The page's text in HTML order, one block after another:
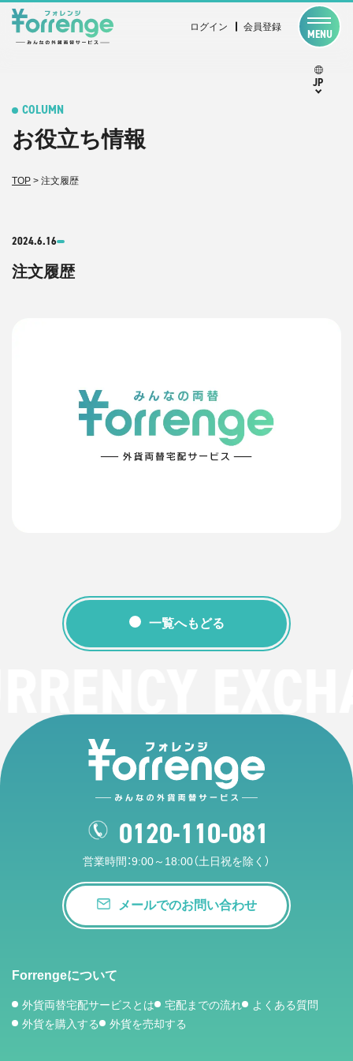
ログイン 会員登録
MENU
JP
COLUMN
お役立ち情報
TOP > 注文履歴
2024.6.16
注文履歴
一覧へもどる
0120-110-081
営業時間：9:00～18:00（土日祝を除く）
メールでのお問い合わせ
Forrengeについて
外貨両替宅配サービスとは 宅配までの流れ
よくある質問
外貨を購入する
外貨を売却する